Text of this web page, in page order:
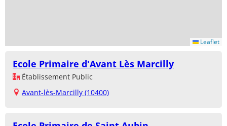
Leaflet
Ecole Primaire d'Avant Lès Marcilly
Établissement Public
Avant-lès-Marcilly (10400)